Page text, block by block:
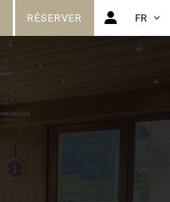
RÉSERVER FR
FR
EN